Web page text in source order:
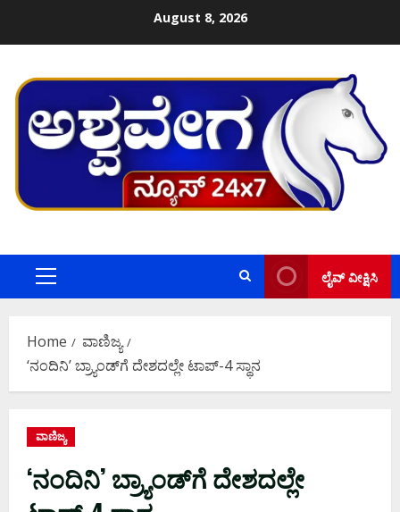
August 8, 2026
Primary
ಲೈವ್ ವೀಕ್ಷಿಸಿ
Home
ವಾಣಿಜ್ಯ
‘ನಂದಿನಿ’ ಬ್ರ್ಯಾಂಡ್​ಗೆ ದೇಶದಲ್ಲೇ ಟಾಪ್-4 ಸ್ಥಾನ
ವಾಣಿಜ್ಯ
‘ನಂದಿನಿ’ ಬ್ರ್ಯಾಂಡ್​ಗೆ ದೇಶದಲ್ಲೇ